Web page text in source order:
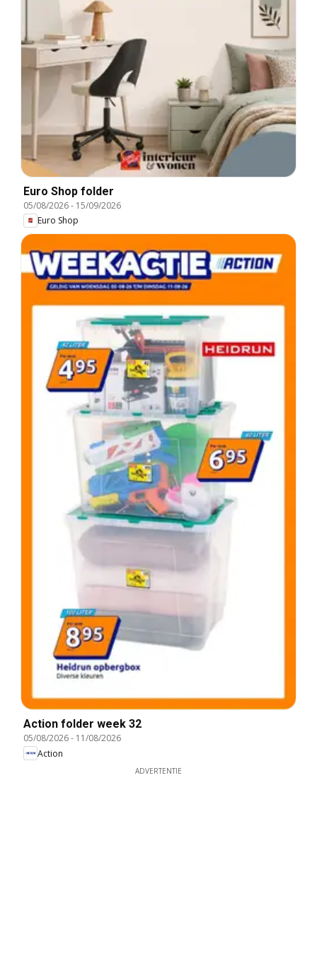
Euro Shop folder
05/08/2026- 15/09/2026
Euro Shop
Action folder week 32
05/08/2026- 11/08/2026
Action
ADVERTENTIE